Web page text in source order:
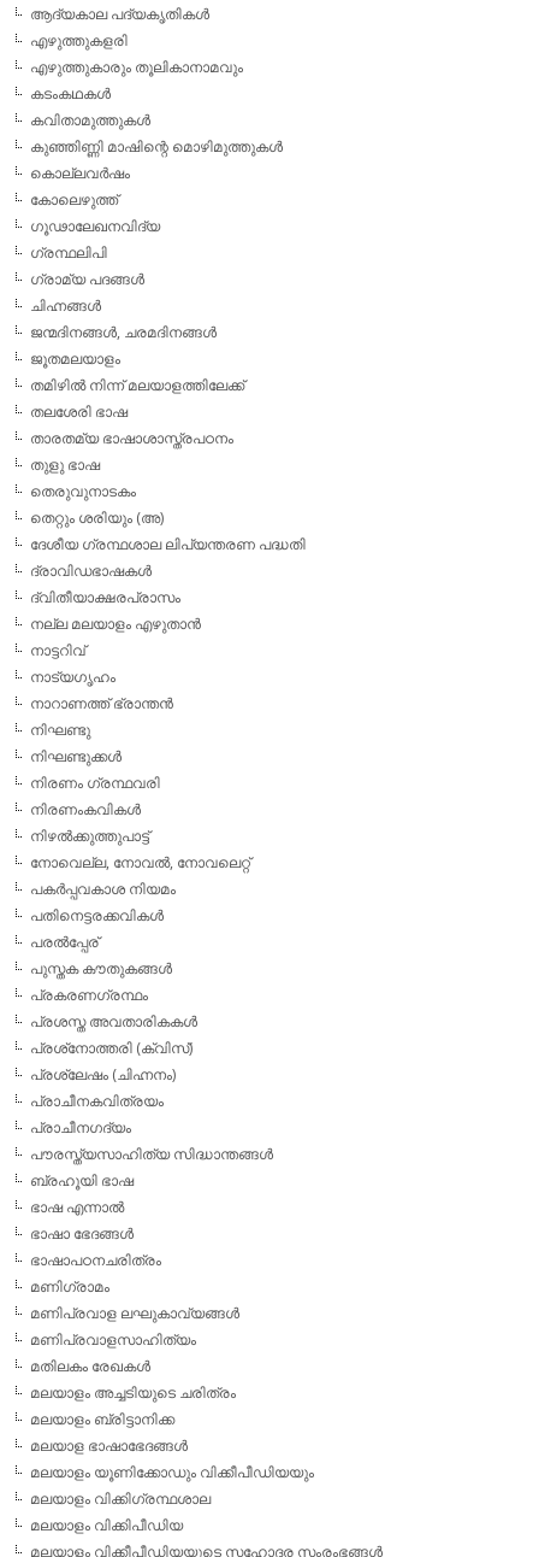
ആദ്യകാല പദ്യകൃതികള്‍
എഴുത്തുകളരി
എഴുത്തുകാരും തൂലികാനാമവും
കടംകഥകള്‍
കവിതാമുത്തുകള്‍
കുഞ്ഞിണ്ണി മാഷിന്റെ മൊഴിമുത്തുകള്‍
കൊല്ലവര്‍ഷം
കോലെഴുത്ത്
ഗൂഢാലേഖനവിദ്യ
ഗ്രന്ഥലിപി
ഗ്രാമ്യ പദങ്ങള്‍
ചിഹ്നങ്ങള്‍
ജന്മദിനങ്ങള്‍, ചരമദിനങ്ങള്‍
ജൂതമലയാളം
തമിഴില്‍ നിന്ന് മലയാളത്തിലേക്ക്
തലശേരി ഭാഷ
താരതമ്യ ഭാഷാശാസ്ത്രപഠനം
തുളു ഭാഷ
തെരുവുനാടകം
തെറ്റും ശരിയും (അ)
ദേശീയ ഗ്രന്ഥശാല ലിപ്യന്തരണ പദ്ധതി
ദ്രാവിഡഭാഷകള്‍
ദ്വിതീയാക്ഷരപ്രാസം
നല്ല മലയാളം എഴുതാന്‍
നാട്ടറിവ്
നാട്യഗൃഹം
നാറാണത്ത് ഭ്രാന്തന്‍
നിഘണ്ടു
നിഘണ്ടുക്കള്‍
നിരണം ഗ്രന്ഥവരി
നിരണംകവികള്‍
നിഴല്‍ക്കുത്തുപാട്ട്
നോവെല്ല, നോവല്‍, നോവലെറ്റ്
പകര്‍പ്പവകാശ നിയമം
പതിനെട്ടരക്കവികള്‍
പരല്‍പ്പേര്
പുസ്തക കൗതുകങ്ങള്‍
പ്രകരണഗ്രന്ഥം
പ്രശസ്ത അവതാരികകള്‍
പ്രശ്‌നോത്തരി (ക്വിസ്)
പ്രശ്ലേഷം (ചിഹ്നനം)
പ്രാചീനകവിത്രയം
പ്രാചീനഗദ്യം
പൗരസ്ത്യസാഹിത്യ സിദ്ധാന്തങ്ങള്‍
ബ്രഹൂയി ഭാഷ
ഭാഷ എന്നാല്‍
ഭാഷാ ഭേദങ്ങള്‍
ഭാഷാപഠനചരിത്രം
മണിഗ്രാമം
മണിപ്രവാള ലഘുകാവ്യങ്ങള്‍
മണിപ്രവാളസാഹിത്യം
മതിലകം രേഖകള്‍
മലയാളം അച്ചടിയുടെ ചരിത്രം
മലയാളം ബ്രിട്ടാനിക്ക
മലയാള ഭാഷാഭേദങ്ങള്‍
മലയാളം യൂണിക്കോഡും വിക്കീപീഡിയയും
മലയാളം വിക്കിഗ്രന്ഥശാല
മലയാളം വിക്കിപീഡിയ
മലയാളം വിക്കീപീഡിയയുടെ സഹോദര സംരംഭങ്ങള്‍